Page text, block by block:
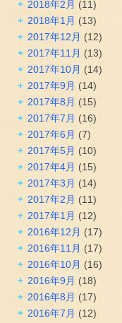
2018年2月 (11)
2018年1月 (13)
2017年12月 (12)
2017年11月 (13)
2017年10月 (14)
2017年9月 (14)
2017年8月 (15)
2017年7月 (16)
2017年6月 (7)
2017年5月 (10)
2017年4月 (15)
2017年3月 (14)
2017年2月 (11)
2017年1月 (12)
2016年12月 (17)
2016年11月 (17)
2016年10月 (16)
2016年9月 (18)
2016年8月 (17)
2016年7月 (12)